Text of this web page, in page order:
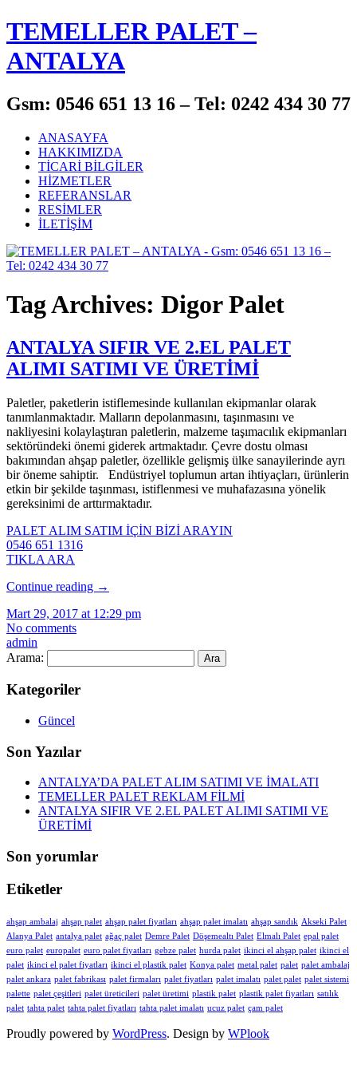
TEMELLER PALET –
ANTALYA
Gsm: 0546 651 13 16 – Tel: 0242 434 30 77
ANASAYFA
HAKKIMIZDA
TİCARİ BİLGİLER
HİZMETLER
REFERANSLAR
RESİMLER
İLETİŞİM
Tag Archives: Digor Palet
ANTALYA SIFIR VE 2.EL PALET
ALIMI SATIMI VE ÜRETİMİ
Paletler, paketlerin istiflemesinde kullanılan ekipmanlar olarak
tanımlanmaktadır. Malların depolanmasını, taşınmasını ve
nakliyesini kolaylaştıran paletlerin, malzeme taşımacılık ekipmanları
sektöründeki önemi giderek artmaktadır. Çevre dostu olması
bakımından ahşap paletler, özellikle gelişmiş ülke sanayilerinde ayrı
bir öneme sahiptir. Endüstriyel toplumun artan ihtiyaçları, ürünlerin
etkin bir şekilde taşınması, istiflenmesi ve muhafazasına yönelik
gereksinimi de arttırmaktadır.
PALET ALIM SATIM İÇİN BİZİ ARAYIN
0546 651 1316
TIKLA ARA
Continue reading →
Mart 29, 2017 at 12:29 pm
No comments
admin
Arama:
Kategoriler
Güncel
Son Yazılar
ANTALYA’DA PALET ALIM SATIMI VE İMALATI
TEMELLER PALET REKLAM FİLMİ
ANTALYA SIFIR VE 2.EL PALET ALIMI SATIMI VE
ÜRETİMİ
Son yorumlar
Etiketler
ahşap ambalaj ahşap palet ahşap palet fiyatları ahşap palet imalatı ahşap sandık Akseki Palet
Alanya Palet antalya palet ağaç palet Demre Palet Döşemealtı Palet Elmalı Palet epal palet
euro palet europalet euro palet fiyatları gebze palet hurda palet ikinci el ahşap palet ikinci el
palet ikinci el palet fiyatları ikinci el plastik palet Konya palet metal palet palet palet ambalaj
palet ankara palet fabrikası palet firmaları palet fiyatları palet imalatı palet palet palet sistemi
palette palet çeşitleri palet üreticileri palet üretimi plastik palet plastik palet fiyatları satılık
palet tahta palet tahta palet fiyatları tahta palet imalatı ucuz palet çam palet
Proudly powered by WordPress. Design by WPlook